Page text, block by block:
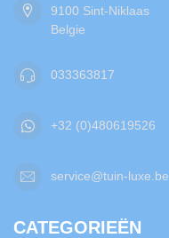
9100 Sint-Niklaas
Belgie
033363817
+32 (0)480619526
service@tuin-luxe.be
CATEGORIEËN